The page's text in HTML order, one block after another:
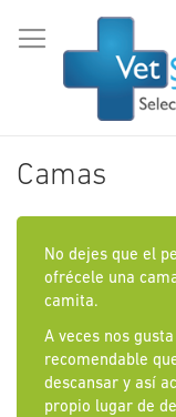
al
contenido
Camas
No dejes que el
ofrécele una
camita.
A veces nos
recomendable
descansar y así
propio lugar de